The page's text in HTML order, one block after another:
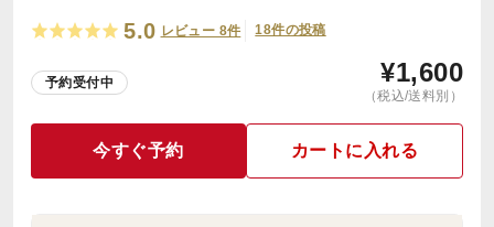
5.0 レビュー 8件 18件の投稿
予約受付中 ¥1,600
（税込/送料別）
今すぐ予約 カートに入れる